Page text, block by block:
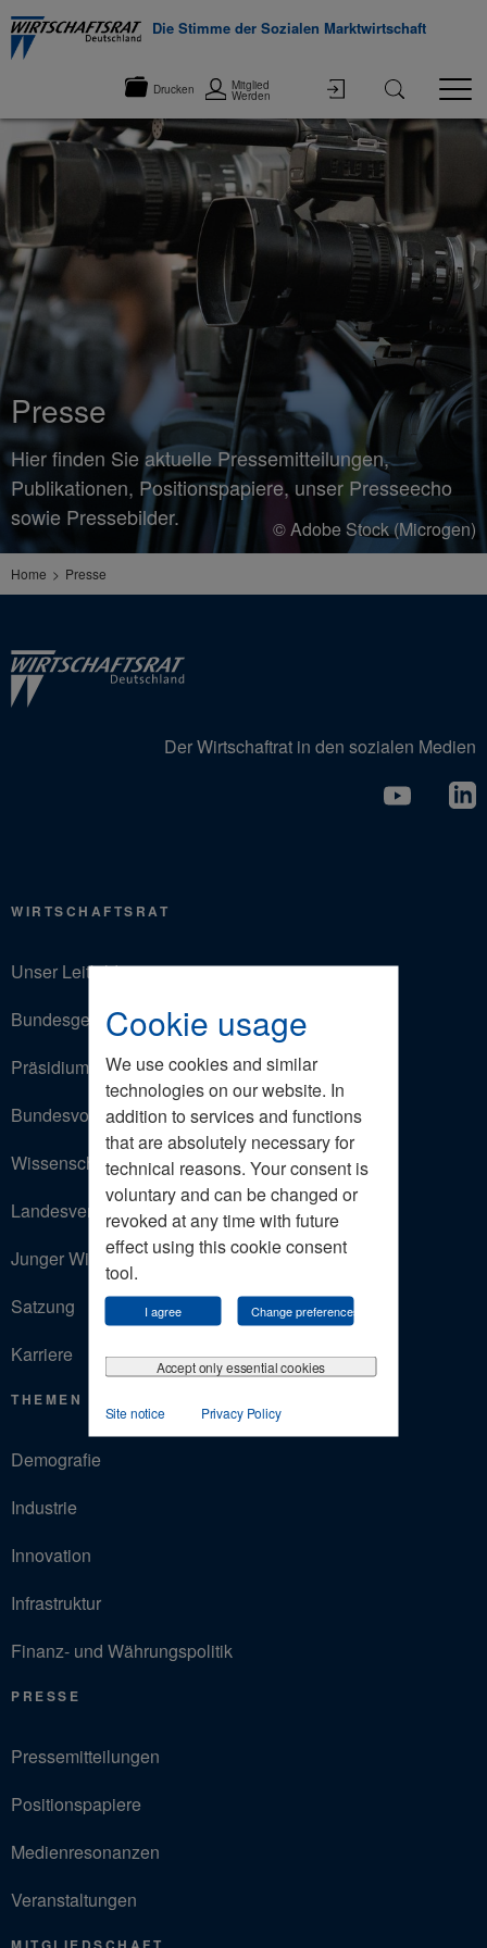
Cookie usage
We use cookies and similar
technologies on our website. In
addition to services and functions
that are absolutely necessary for
technical reasons. Your consent is
voluntary and can be changed or
revoked at any time with future
effect using this cookie consent
tool.
I agree Change preferences
Accept only essential cookies
Site notice Privacy Policy
Die Stimme der Sozialen Marktwirtschaft
Drucken Mitglied
Werden
© Adobe Stock (Microgen)
Presse
Hier finden Sie aktuelle Pressemitteilungen,
Publikationen, Positionspapiere, unser Presseecho
sowie Pressebilder.
Home Presse
Der Wirtschaftrat in den sozialen Medien
WIRTSCHAFTSRAT
Unser Leitbild
Bundesgeschäftsstelle
Präsidium
Bundesvorstand
Wissenschaftlicher Beirat
Landesverbände
Junger Wirtschaftsrat
Satzung
Karriere
THEMEN
Demografie
Industrie
Innovation
Infrastruktur
Finanz- und Währungspolitik
PRESSE
Pressemitteilungen
Positionspapiere
Medienresonanzen
Veranstaltungen